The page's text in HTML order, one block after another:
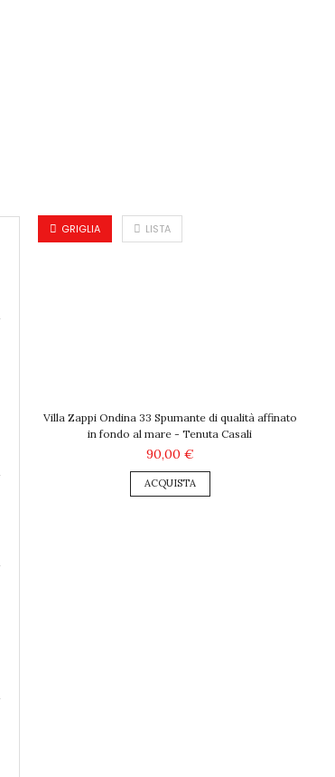
GRIGLIA LISTA
Villa Zappi Ondina 33 Spumante di qualità affinato
in fondo al mare - Tenuta Casali
90,00 €
ACQUISTA